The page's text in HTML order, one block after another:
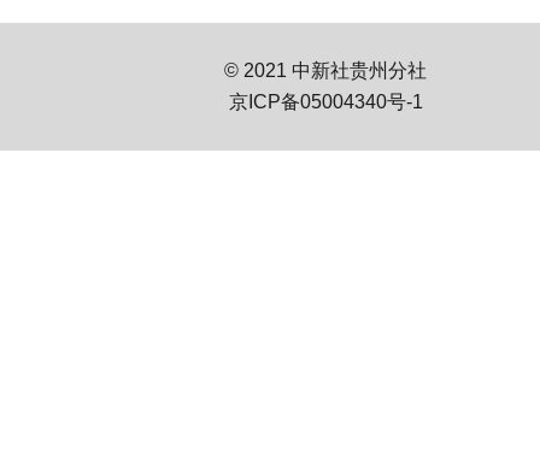
© 2021 中新社贵州分社
京ICP备05004340号-1